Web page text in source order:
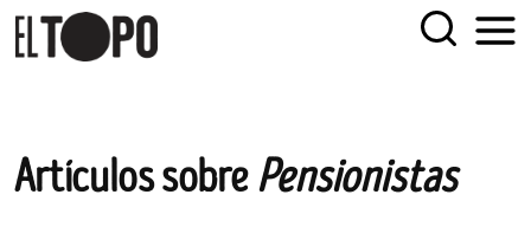
Skip
toArtículos sobrePensionistas